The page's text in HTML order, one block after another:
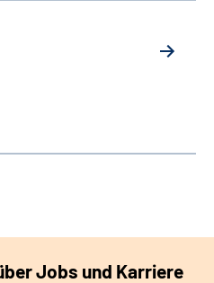
Jobs und Karriere